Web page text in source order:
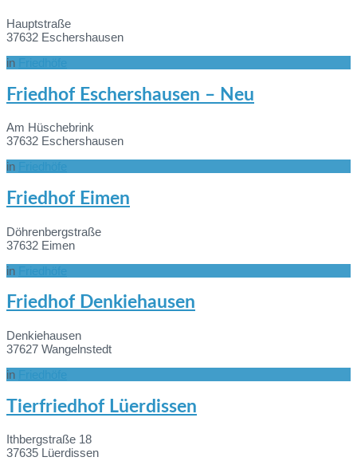
Hauptstraße
37632 Eschershausen
in
Mehr
Informationen
Friedhof Eschershausen – Neu
Am Hüschebrink
37632 Eschershausen
in
Mehr
Informationen
Friedhof Eimen
Döhrenbergstraße
37632 Eimen
in
Mehr
Informationen
Friedhof Denkiehausen
Denkiehausen
37627 Wangelnstedt
in
Mehr
Informationen
Tierfriedhof Lüerdissen
Ithbergstraße 18
37635 Lüerdissen